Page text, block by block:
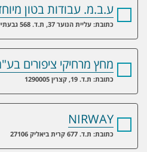
ע.ב.מ. עבודות בטון
כתובת: עליית הנוער 37, ת.ד. 568 גבעתיים 531042
מחץ מרחיקי ציפורים
כתובת: ת.ד. 19, קצרין 1290005
NIRWAY
כתובת: ת.ד. 677 קרית ביאליק 27106